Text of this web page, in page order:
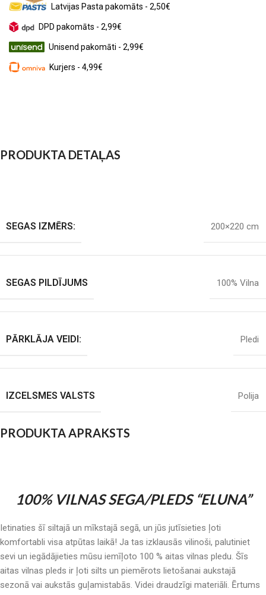
Latvijas Pasta pakomāts - 2,50€
DPD pakomāts - 2,99€
Unisend pakomāti - 2,99€
Kurjers - 4,99€
PRODUKTA DETAĻAS
SEGAS IZMĒRS: 200×220 cm
SEGAS PILDĪJUMS 100% Vilna
PĀRKLĀJA VEIDI: Pledi
IZCELSMES VALSTS Polija
PRODUKTA APRAKSTS
100% VILNAS SEGA/PLEDS “ELUNA”
Ietinaties šī siltajā un mīkstajā segā, un jūs jutīsieties ļoti
komfortabli visa atpūtas laikā! Ja tas izklausās vilinoši, palutiniet
sevi un iegādājieties mūsu iemīļoto 100 % aitas vilnas pledu. Šīs
aitas vilnas pleds ir ļoti silts un piemērots lietošanai aukstajā
sezonā vai aukstās guļamistabās. Videi draudzīgi materiāli. Ērtums